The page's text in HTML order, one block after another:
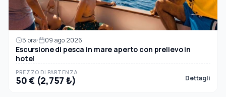
5 ora 09 ago 2026
Escursione di pesca in mare aperto con prelievo in
hotel
PREZZO DI PARTENZA
50 € (2,757 ₺) Dettagli